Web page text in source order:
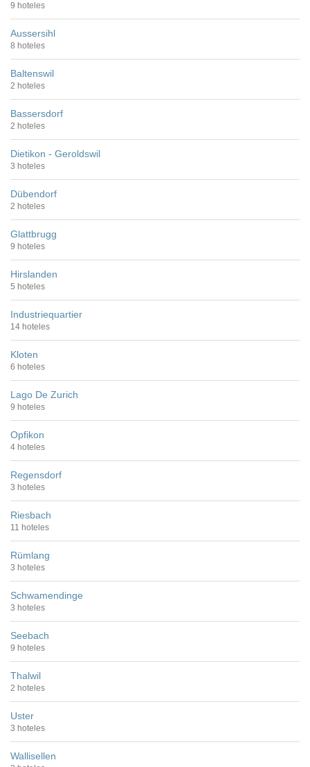
9 hoteles
Aussersihl
8 hoteles
Baltenswil
2 hoteles
Bassersdorf
2 hoteles
Dietikon - Geroldswil
3 hoteles
Dübendorf
2 hoteles
Glattbrugg
9 hoteles
Hirslanden
5 hoteles
Industriequartier
14 hoteles
Kloten
6 hoteles
Lago De Zurich
9 hoteles
Opfikon
4 hoteles
Regensdorf
3 hoteles
Riesbach
11 hoteles
Rümlang
3 hoteles
Schwamendinge
3 hoteles
Seebach
9 hoteles
Thalwil
2 hoteles
Uster
3 hoteles
Wallisellen